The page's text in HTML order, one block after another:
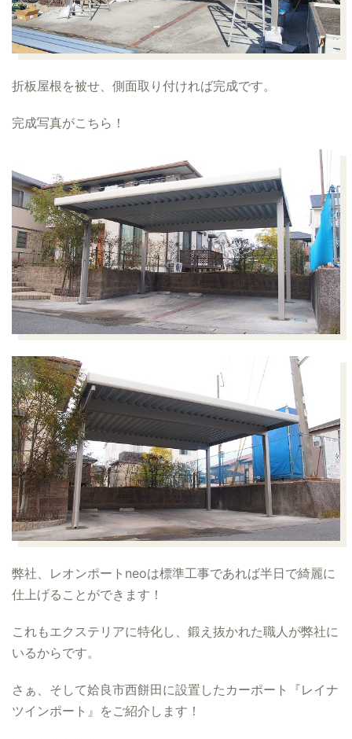
折板屋根を被せ、側面取り付ければ完成です。
完成写真がこちら！
弊社、レオンポートneoは標準工事であれば半日で綺麗に
仕上げることができます！
これもエクステリアに特化し、鍛え抜かれた職人が弊社に
いるからです。
さぁ、そして姶良市西餅田に設置したカーポート『レイナ
ツインポート』をご紹介します！